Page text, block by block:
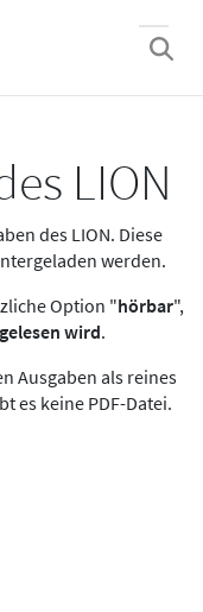
LION
des LION. Diese
werden.
Option "hörbar",
wird.
Ausgaben als reines
es keine PDF-Datei.